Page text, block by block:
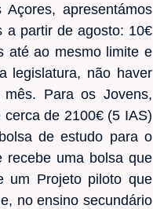
apresentámos
a partir de agosto: 10€
até ao mesmo limite e
legislatura, não haver
Para os Jovens,
de 2100€ (5 IAS)
de estudo para o
recebe uma bolsa que
um Projeto piloto que
no ensino secundário